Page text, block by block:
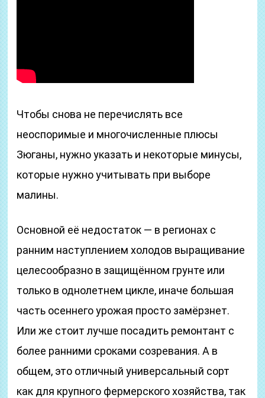
Чтобы снова не перечислять все
неоспоримые и многочисленные плюсы
Зюганы, нужно указать и некоторые минусы,
которые нужно учитывать при выборе
малины.
Основной её недостаток — в регионах с
ранним наступлением холодов выращивание
целесообразно в защищённом грунте или
только в однолетнем цикле, иначе большая
часть осеннего урожая просто замёрзнет.
Или же стоит лучше посадить ремонтант с
более ранними сроками созревания. А в
общем, это отличный универсальный сорт
как для крупного фермерского хозяйства, так